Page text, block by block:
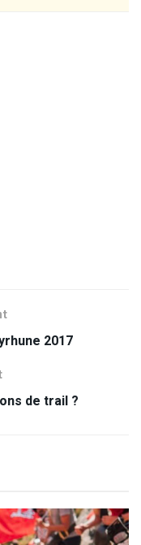
2017
de trail ?